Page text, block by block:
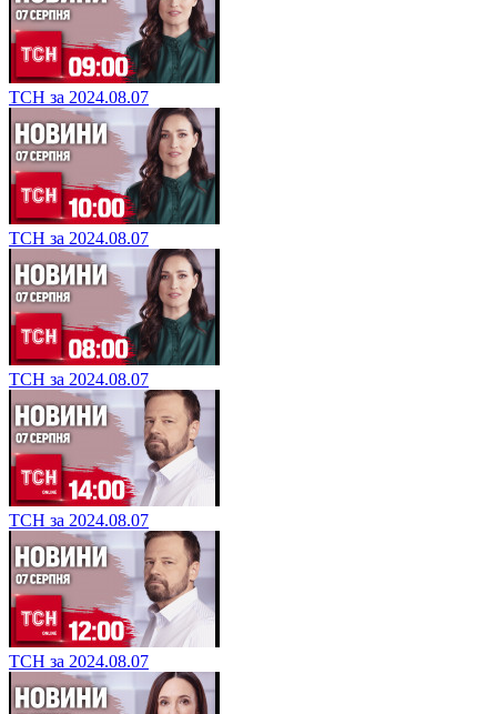
ТСН за 2024.08.07
ТСН за 2024.08.07
ТСН за 2024.08.07
ТСН за 2024.08.07
ТСН за 2024.08.07